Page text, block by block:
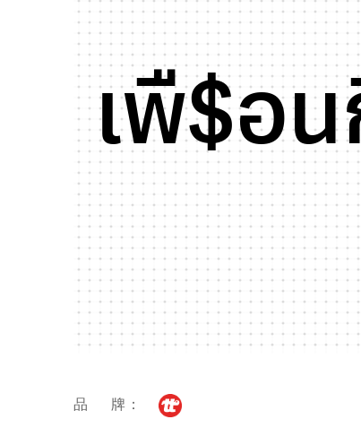
เพื$อ
品 牌：